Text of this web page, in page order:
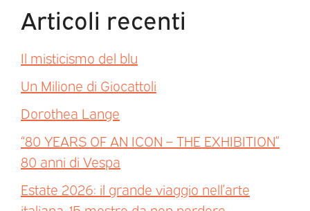
Articoli recenti
Il misticismo del blu
Un Milione di Giocattoli
Dorothea Lange
“80 YEARS OF AN ICON – THE EXHIBITION”
80 anni di Vespa
Estate 2026: il grande viaggio nell’arte